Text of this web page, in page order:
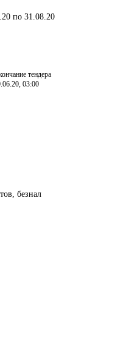
по 31.08.20
тендера
03:00
безнал